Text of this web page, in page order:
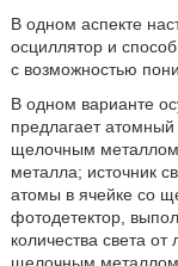
В одном аспекте
осциллятор и
с возможностью
В одном варианте
предлагает
щелочным
металла; источник
атомы в ячейке со
фотодетектор,
количества света